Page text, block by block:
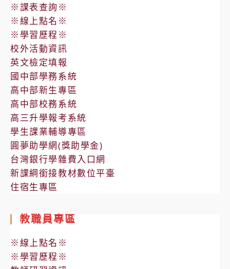
※課表查詢※
※線上點名※
※學習歷程※
校外活動資訊
英文檢定填報
國中部學務系統
高中部新生專區
高中部校務系統
高三升學報考系統
學生課業輔導專區
圓夢助學網(獎助學金)
台灣銀行學雜費入口網
新課綱銜接教材數位平臺
住宿生專區
教職員專區
※線上點名※
※學習歷程※